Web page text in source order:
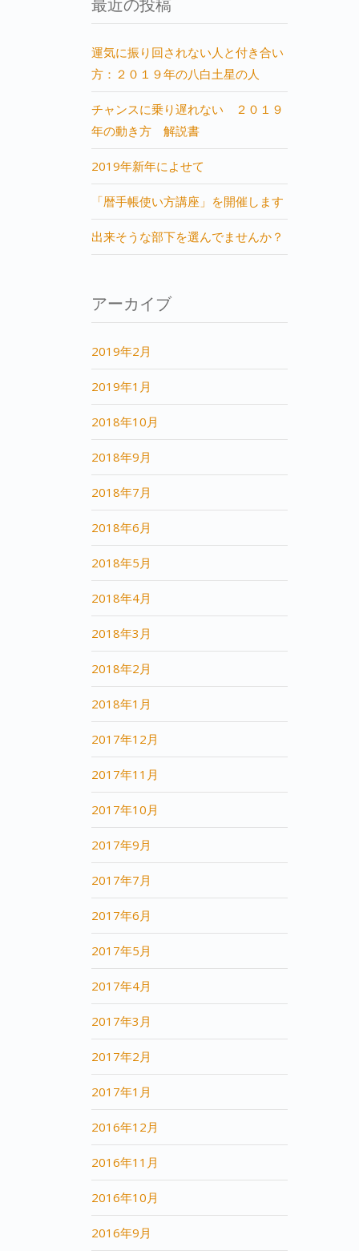
最近の投稿
運気に振り回されない人と付き合い
方：２０１９年の八白土星の人
チャンスに乗り遅れない ２０１９
年の動き方 解説書
2019年新年によせて
「暦手帳使い方講座」を開催します
出来そうな部下を選んでませんか？
アーカイブ
2019年2月
2019年1月
2018年10月
2018年9月
2018年7月
2018年6月
2018年5月
2018年4月
2018年3月
2018年2月
2018年1月
2017年12月
2017年11月
2017年10月
2017年9月
2017年7月
2017年6月
2017年5月
2017年4月
2017年3月
2017年2月
2017年1月
2016年12月
2016年11月
2016年10月
2016年9月